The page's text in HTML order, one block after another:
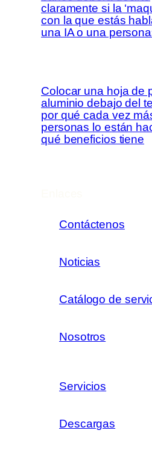
claramente si la
con la que estás
una IA o una
Colocar una hoja de
aluminio debajo del
por qué cada vez
personas lo están
qué beneficios tiene
Contáctenos
Noticias
Catálogo de
Nosotros
Servicios
Descargas